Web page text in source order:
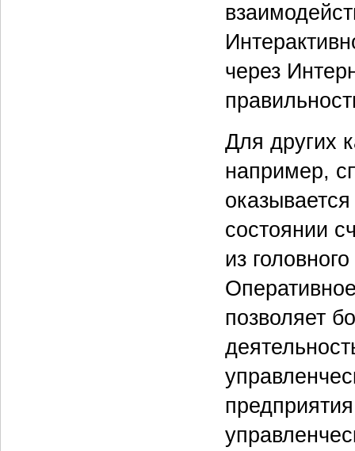
через
Для других
например,
состоянии
из
позволяет